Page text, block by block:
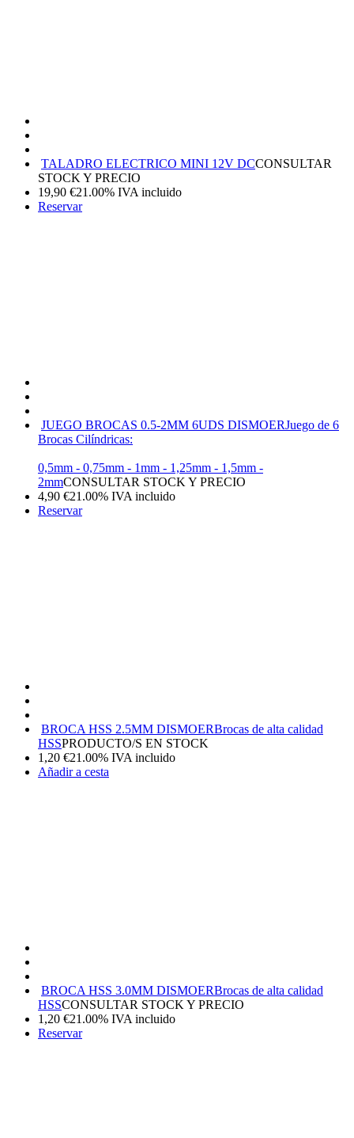
TALADRO ELECTRICO MINI 12V DCCONSULTAR
STOCK Y PRECIO
19,90 €21.00% IVA incluido
Reservar
JUEGO BROCAS 0.5-2MM 6UDS DISMOERJuego de 6
Brocas Cilíndricas:
0,5mm - 0,75mm - 1mm - 1,25mm - 1,5mm -
2mmCONSULTAR STOCK Y PRECIO
4,90 €21.00% IVA incluido
Reservar
BROCA HSS 2.5MM DISMOERBrocas de alta calidad
HSSPRODUCTO/S EN STOCK
1,20 €21.00% IVA incluido
Añadir a cesta
BROCA HSS 3.0MM DISMOERBrocas de alta calidad
HSSCONSULTAR STOCK Y PRECIO
1,20 €21.00% IVA incluido
Reservar